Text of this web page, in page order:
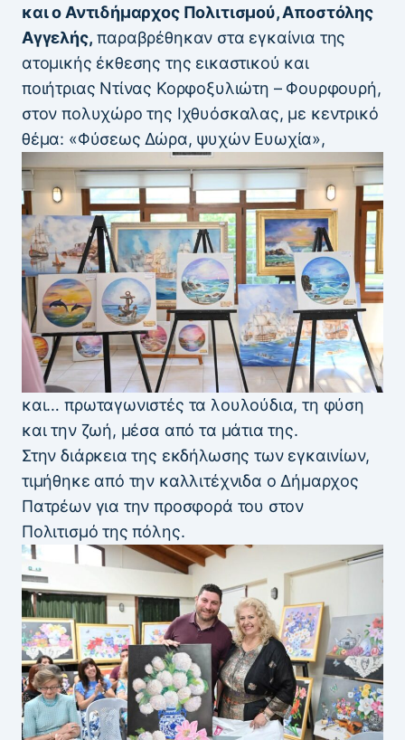
και ο Αντιδήμαρχος Πολιτισμού, Αποστόλης
Αγγελής, παραβρέθηκαν στα εγκαίνια της
ατομικής έκθεσης της εικαστικού και
ποιήτριας Ντίνας Κορφοξυλιώτη – Φουρφουρή,
στον πολυχώρο της Ιχθυόσκαλας, με κεντρικό
θέμα: «Φύσεως Δώρα, ψυχών Ευωχία»,
και… πρωταγωνιστές τα λουλούδια, τη φύση
και την ζωή, μέσα από τα μάτια της.
Στην διάρκεια της εκδήλωσης των εγκαινίων,
τιμήθηκε από την καλλιτέχνιδα ο Δήμαρχος
Πατρέων για την προσφορά του στον
Πολιτισμό της πόλης.